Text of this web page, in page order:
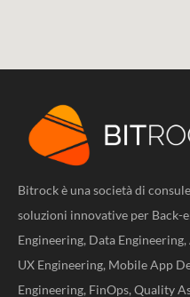
Bitrock è una società di
soluzioni innovative per Back-
Engineering, Data
UX Engineering, Mobile App
Engineering, FinOps, Quality